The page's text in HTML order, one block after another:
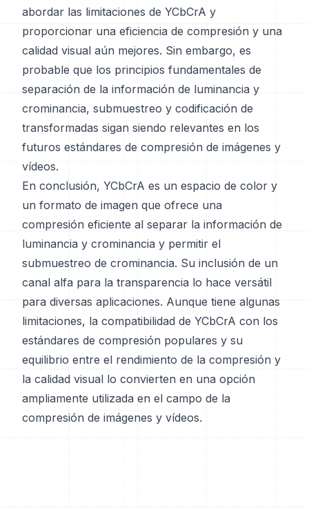
abordar las limitaciones de YCbCrA y
proporcionar una eficiencia de compresión y una
calidad visual aún mejores. Sin embargo, es
probable que los principios fundamentales de
separación de la información de luminancia y
crominancia, submuestreo y codificación de
transformadas sigan siendo relevantes en los
futuros estándares de compresión de imágenes y
vídeos.
En conclusión, YCbCrA es un espacio de color y
un formato de imagen que ofrece una
compresión eficiente al separar la información de
luminancia y crominancia y permitir el
submuestreo de crominancia. Su inclusión de un
canal alfa para la transparencia lo hace versátil
para diversas aplicaciones. Aunque tiene algunas
limitaciones, la compatibilidad de YCbCrA con los
estándares de compresión populares y su
equilibrio entre el rendimiento de la compresión y
la calidad visual lo convierten en una opción
ampliamente utilizada en el campo de la
compresión de imágenes y vídeos.